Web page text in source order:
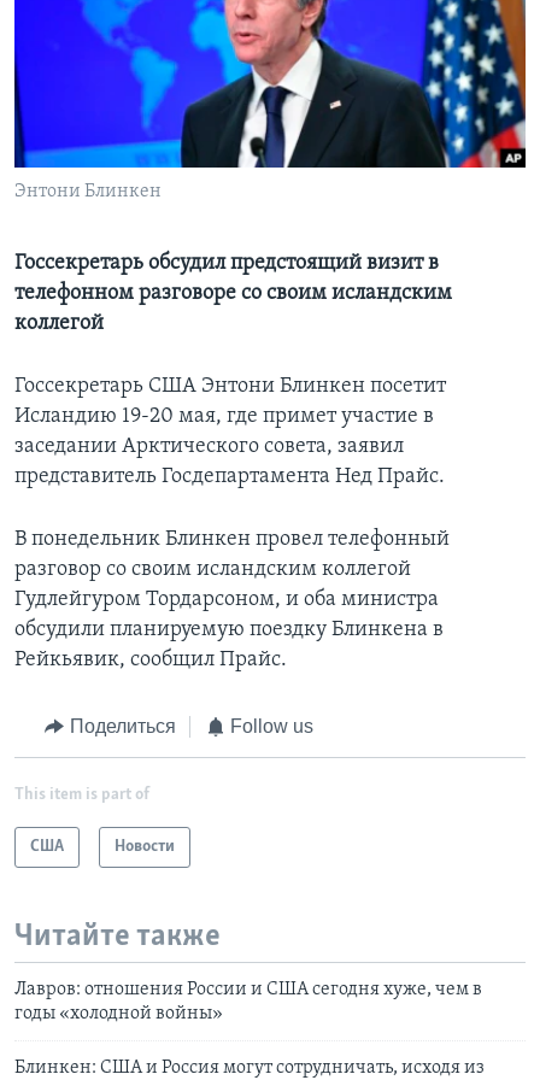
Learning English
СОЦИАЛЬНЫЕ СЕТИ
Энтони Блинкен
Госсекретарь обсудил предстоящий визит в
телефонном разговоре со своим исландским
коллегой
Госсекретарь США Энтони Блинкен посетит
Исландию 19-20 мая, где примет участие в
заседании Арктического совета, заявил
представитель Госдепартамента Нед Прайс.
В понедельник Блинкен провел телефонный
разговор со своим исландским коллегой
Гудлейгуром Тордарсоном, и оба министра
обсудили планируемую поездку Блинкена в
Рейкьявик, сообщил Прайс.
Поделиться Follow us
This item is part of
США Новости
Читайте также
Лавров: отношения России и США сегодня хуже, чем в
годы «холодной войны»
Блинкен: США и Россия могут сотрудничать, исходя из